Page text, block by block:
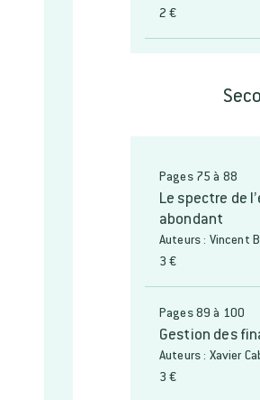
2 €
Pages 75 à 88
Le spectre de
abondant
Auteurs : Vincent
3 €
Pages 89 à 100
Gestion des
Auteurs : Xavier
3 €